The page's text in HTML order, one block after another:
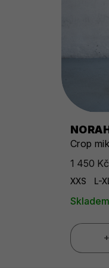
Crop
1 450 Kč
XXS L-
Skladem